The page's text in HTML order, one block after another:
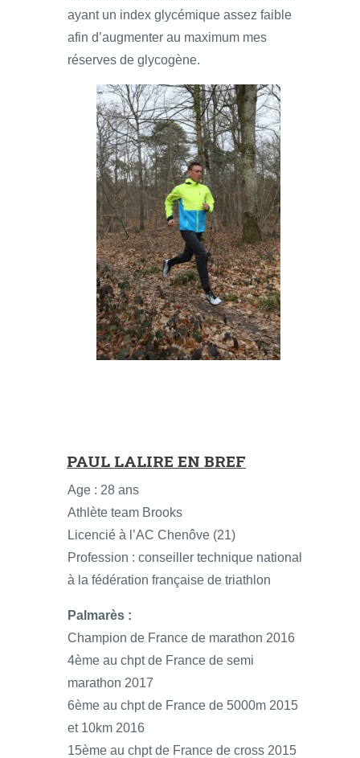
ayant un index glycémique assez faible
afin d’augmenter au maximum mes
réserves de glycogène.
PAUL LALIRE EN BREF
Age : 28 ans
Athlète team Brooks
Licencié à l’AC Chenôve (21)
Profession : conseiller technique national
à la fédération française de triathlon
Palmarès :
Champion de France de marathon 2016
4ème au chpt de France de semi
marathon 2017
6ème au chpt de France de 5000m 2015
et 10km 2016
15ème au chpt de France de cross 2015